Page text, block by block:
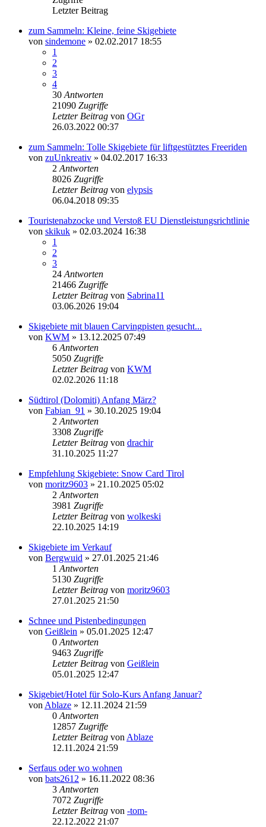
Letzter Beitrag
zum Sammeln: Kleine, feine Skigebiete
von sindemone » 02.02.2017 18:55
1
2
3
4
30 Antworten
21090 Zugriffe
Letzter Beitrag von OGr
26.03.2022 00:37
zum Sammeln: Tolle Skigebiete für liftgestütztes Freeriden
von zuUnkreativ » 04.02.2017 16:33
2 Antworten
8026 Zugriffe
Letzter Beitrag von elypsis
06.04.2018 09:35
Touristenabzocke und Verstoß EU Dienstleistungsrichtlinie
von skikuk » 02.03.2024 16:38
1
2
3
24 Antworten
21466 Zugriffe
Letzter Beitrag von Sabrina11
03.06.2026 19:04
Skigebiete mit blauen Carvingpisten gesucht...
von KWM » 13.12.2025 07:49
6 Antworten
5050 Zugriffe
Letzter Beitrag von KWM
02.02.2026 11:18
Südtirol (Dolomiti) Anfang März?
von Fabian_91 » 30.10.2025 19:04
2 Antworten
3308 Zugriffe
Letzter Beitrag von drachir
31.10.2025 11:27
Empfehlung Skigebiete: Snow Card Tirol
von moritz9603 » 21.10.2025 05:02
2 Antworten
3981 Zugriffe
Letzter Beitrag von wolkeski
22.10.2025 14:19
Skigebiete im Verkauf
von Bergwuid » 27.01.2025 21:46
1 Antworten
5130 Zugriffe
Letzter Beitrag von moritz9603
27.01.2025 21:50
Schnee und Pistenbedingungen
von Geißlein » 05.01.2025 12:47
0 Antworten
9463 Zugriffe
Letzter Beitrag von Geißlein
05.01.2025 12:47
Skigebiet/Hotel für Solo-Kurs Anfang Januar?
von Ablaze » 12.11.2024 21:59
0 Antworten
12857 Zugriffe
Letzter Beitrag von Ablaze
12.11.2024 21:59
Serfaus oder wo wohnen
von bats2612 » 16.11.2022 08:36
3 Antworten
7072 Zugriffe
Letzter Beitrag von -tom-
22.12.2022 21:07